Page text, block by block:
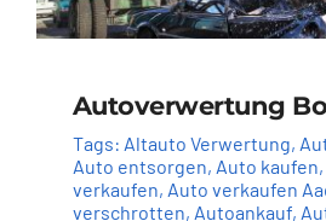
Autoverwertung
Tags: Altauto Verwertung,
Auto entsorgen, Auto kaufen,
verkaufen, Auto verkaufen
verschrotten, Autoankauf,